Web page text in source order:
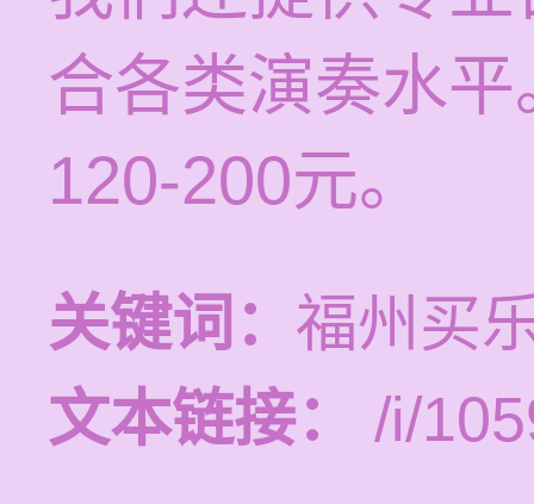
合各类演奏水
120-200元。
关键词： 福州买
文本链接：
/i/